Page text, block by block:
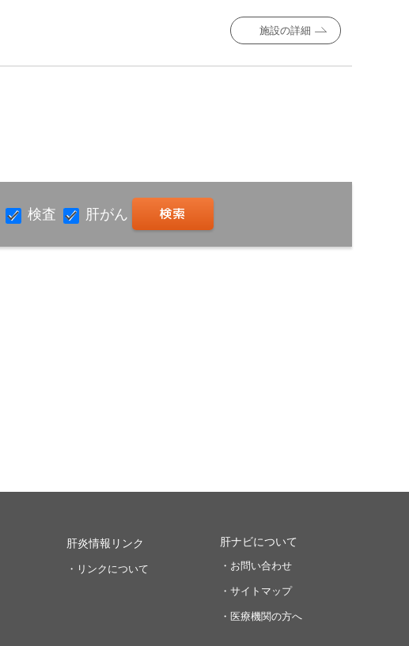
施設の詳細
検査 肝がん
肝炎情報リンク
・リンクについて
肝ナビについて
・お問い合わせ
・サイトマップ
・医療機関の方へ